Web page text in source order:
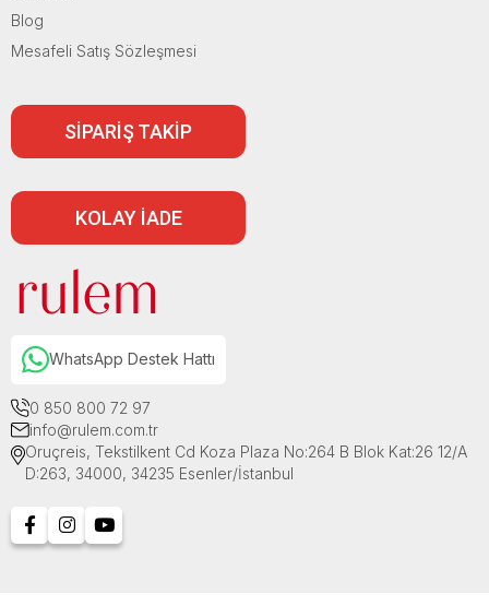
Blog
Mesafeli Satış Sözleşmesi
SİPARİŞ TAKİP
KOLAY İADE
WhatsApp Destek Hattı
0 850 800 72 97
info@rulem.com.tr
Oruçreis, Tekstilkent Cd Koza Plaza No:264 B Blok Kat:26 12/A
D:263, 34000, 34235 Esenler/İstanbul